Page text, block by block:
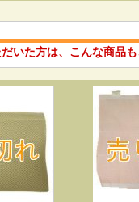
いた方は、こんな商品も